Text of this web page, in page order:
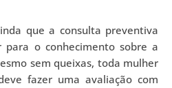
que a consulta preventiva
o conhecimento sobre a
sem queixas, toda mulher
fazer uma avaliação com